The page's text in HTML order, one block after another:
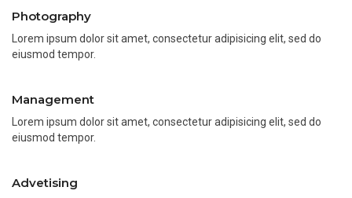
Photography
Lorem ipsum dolor sit amet, consectetur adipisicing elit, sed do
eiusmod tempor.
Management
Lorem ipsum dolor sit amet, consectetur adipisicing elit, sed do
eiusmod tempor.
Advetising